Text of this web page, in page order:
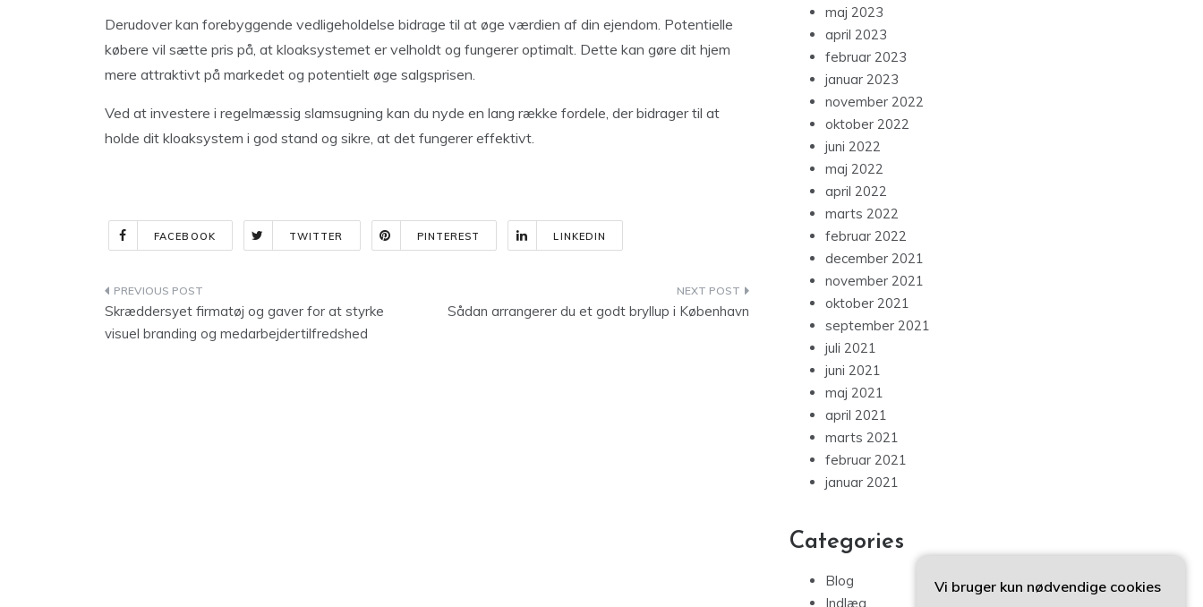
Derudover kan forebyggende vedligeholdelse bidrage til at øge værdien af din ejendom. Potentielle
købere vil sætte pris på, at kloaksystemet er velholdt og fungerer optimalt. Dette kan gøre dit hjem
mere attraktivt på markedet og potentielt øge salgsprisen.
Ved at investere i regelmæssig slamsugning kan du nyde en lang række fordele, der bidrager til at
holde dit kloaksystem i god stand og sikre, at det fungerer effektivt.
FACEBOOK TWITTER PINTEREST LINKEDIN
Indlægsnavigation
Skræddersyet firmatøj og gaver for at styrke
visuel branding og medarbejdertilfredshed
Sådan arrangerer du et godt bryllup i København
maj 2023
april 2023
februar 2023
januar 2023
november 2022
oktober 2022
juni 2022
maj 2022
april 2022
marts 2022
februar 2022
december 2021
november 2021
oktober 2021
september 2021
juli 2021
juni 2021
maj 2021
april 2021
marts 2021
februar 2021
januar 2021
Categories
Blog
Indlæg
Vi bruger kun nødvendige cookies